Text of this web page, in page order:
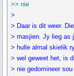
>> nie
>
> Daar is dit weer.
> masjien. Jy lieg as
> hulle almal skielik
> wel geweet het, is
> nie gedomineer